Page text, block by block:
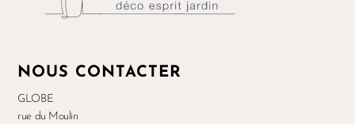
NOUS CONTACTER
GLOBE
rue du Moulin